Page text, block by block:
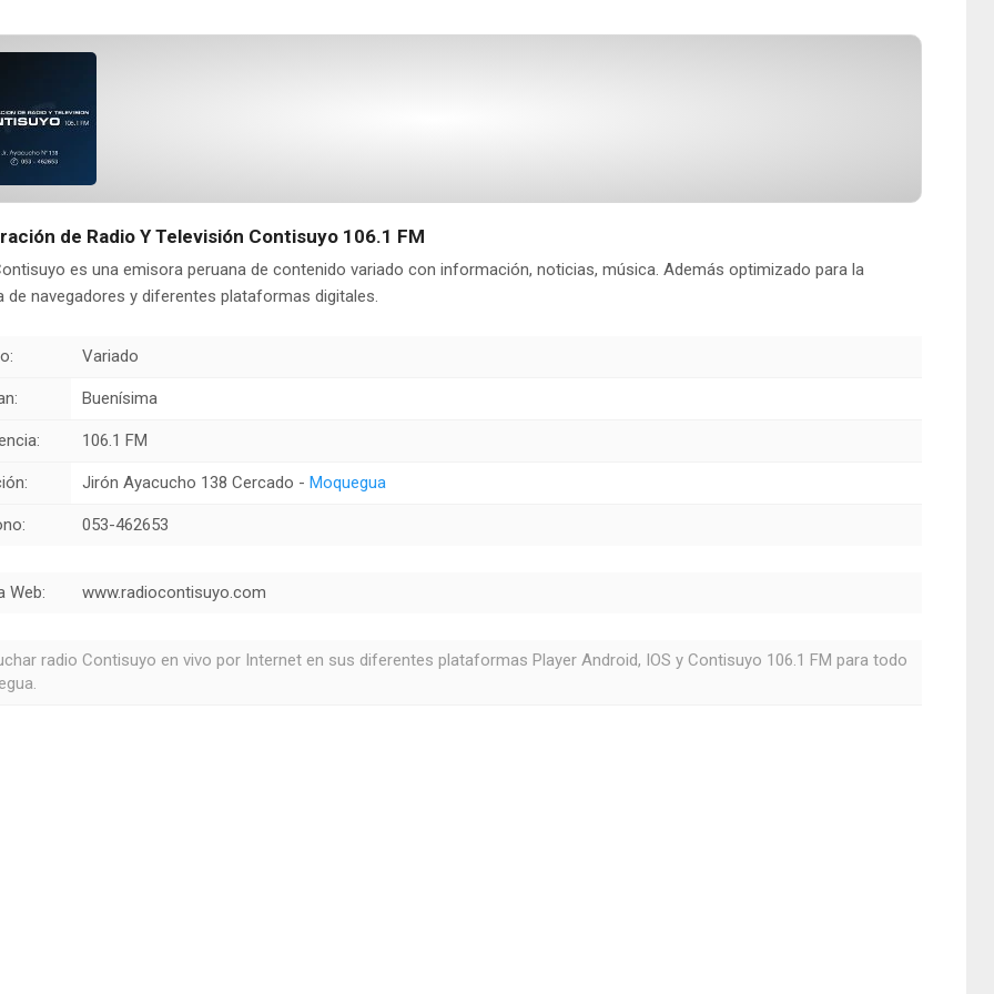
de Radio Y Televisión Contisuyo 106.1 FM
es una emisora peruana de contenido variado con información, noticias, música. Además optimizado para la
de navegadores y diferentes plataformas digitales.
Variado
Buenísima
106.1 FM
Jirón Ayacucho 138 Cercado - Moquegua
053-462653
Web: www.radiocontisuyo.com
radio Contisuyo en vivo por Internet en sus diferentes plataformas Player Android, IOS y Contisuyo 106.1 FM para todo